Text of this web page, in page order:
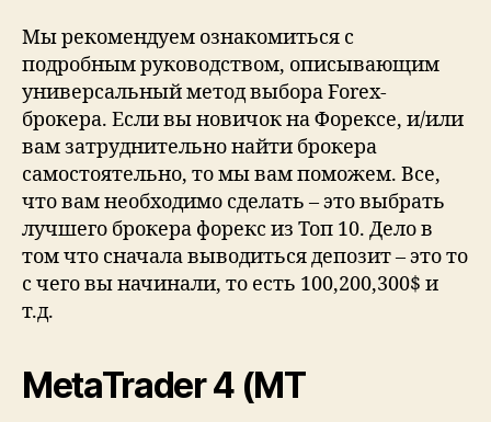
Мы рекомендуем ознакомиться с
подробным руководством, описывающим
универсальный метод выбора Forex-
брокера. Если вы новичок на Форексе, и/или
вам затруднительно найти брокера
самостоятельно, то мы вам поможем. Все,
что вам необходимо сделать – это выбрать
лучшего брокера форекс из Топ 10. Дело в
том что сначала выводиться депозит – это то
с чего вы начинали, то есть 100,200,300$ и
т.д.
MetaTrader 4 (MT